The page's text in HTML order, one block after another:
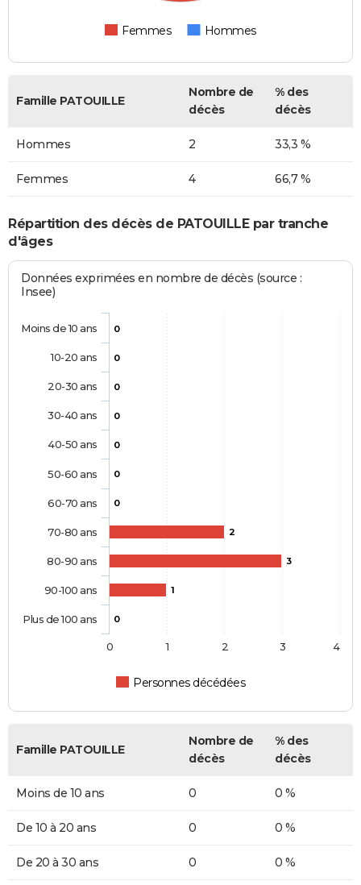
Femmes Hommes
Famille PATOUILLE
Nombre de
décès
% des
décès
Hommes 2 33,3 %
Femmes 4 66,7 %
Répartition des décès de PATOUILLE par tranche
d'âges
Données exprimées en nombre de décès (source :
Insee)
0
0
0
0
0
0
0
2
3
1
0
Personnes décédées
Moins de 10 ans
10-20 ans
20-30 ans
30-40 ans
40-50 ans
50-60 ans
60-70 ans
70-80 ans
80-90 ans
90-100 ans
Plus de 100 ans
0 1 2 3 4
Famille PATOUILLE
Nombre de
décès
% des
décès
Moins de 10 ans 0 0 %
De 10 à 20 ans 0 0 %
De 20 à 30 ans 0 0 %